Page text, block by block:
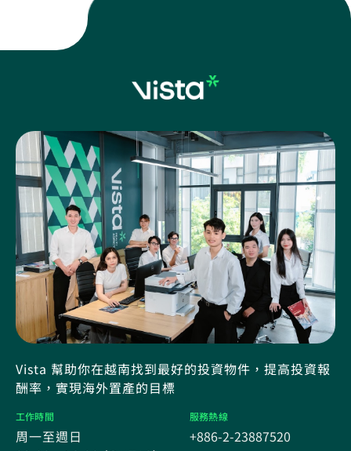
Vista 幫助你在越南找到最好的投資物件，提高投資報
酬率，實現海外置產的目標
工作時間
周一至週日
服務熱線
+886-2-23887520